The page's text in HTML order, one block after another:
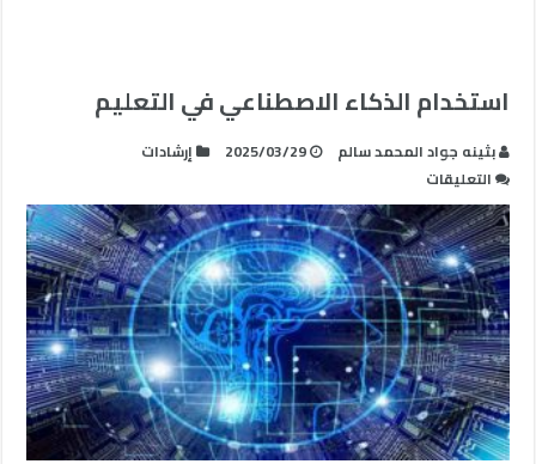
استخدام الذكاء الاصطناعي في التعليم
بثينه جواد المحمد سالم 2025/03/29
إرشادات
التعليقات
استخدام
الذكاء
الاصطناعي
في
التعليم
مغلقة